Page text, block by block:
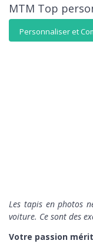
MTM Top
Personnaliser et
Les tapis en photos
voiture. Ce sont des
Votre passion